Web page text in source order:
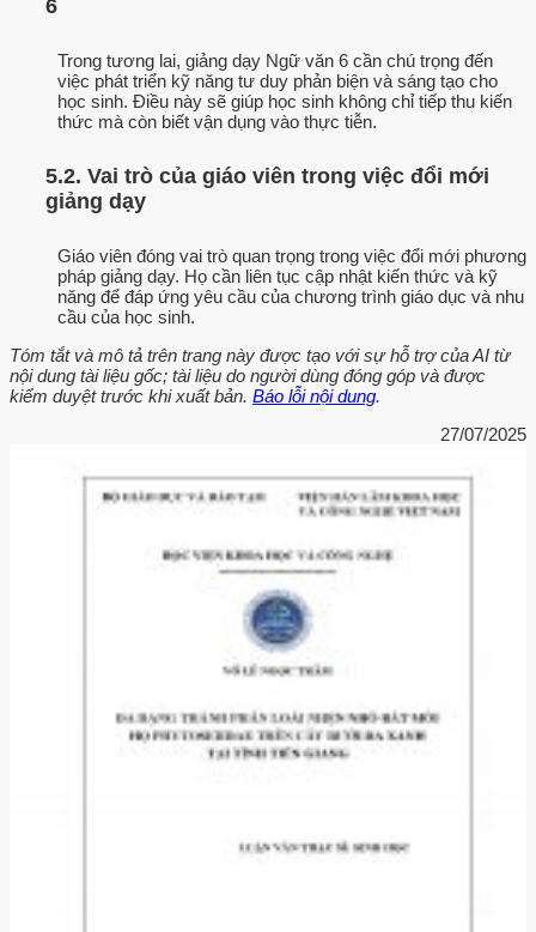
6
Trong tương lai, giảng dạy Ngữ văn 6 cần chú trọng đến
việc phát triển kỹ năng tư duy phản biện và sáng tạo cho
học sinh. Điều này sẽ giúp học sinh không chỉ tiếp thu kiến
thức mà còn biết vận dụng vào thực tiễn.
5.2. Vai trò của giáo viên trong việc đổi mới
giảng dạy
Giáo viên đóng vai trò quan trọng trong việc đổi mới phương
pháp giảng dạy. Họ cần liên tục cập nhật kiến thức và kỹ
năng để đáp ứng yêu cầu của chương trình giáo dục và nhu
cầu của học sinh.
Tóm tắt và mô tả trên trang này được tạo với sự hỗ trợ của AI từ
nội dung tài liệu gốc; tài liệu do người dùng đóng góp và được
kiểm duyệt trước khi xuất bản. Báo lỗi nội dung.
27/07/2025